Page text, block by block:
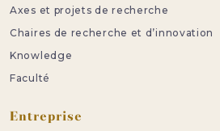
Axes et projets de recherche
Chaires de recherche et d’innovation
Knowledge
Faculté
Entreprise